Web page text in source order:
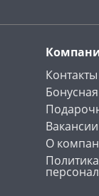
Вакансии
О